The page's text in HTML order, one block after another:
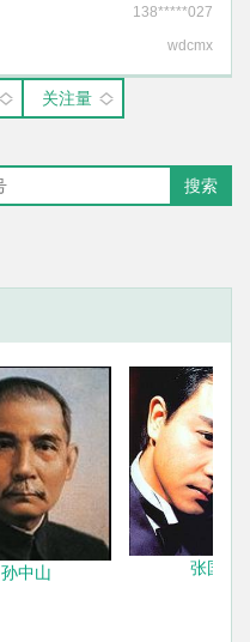
138*****027
wdcmx
关注量
搜索
孙中山 张国荣